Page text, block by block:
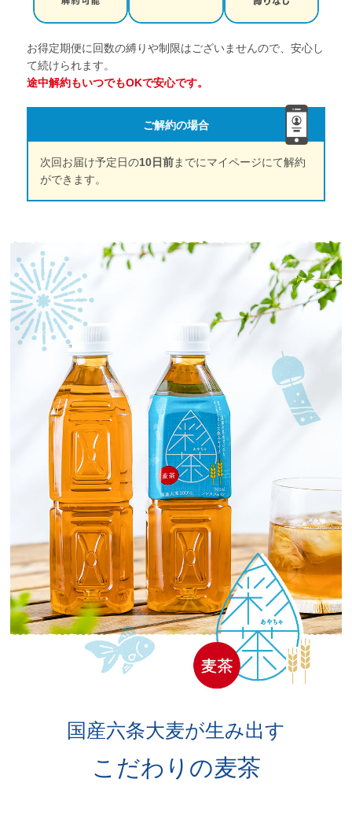
お得定期便に回数の縛りや制限はございませんので、安心し
て続けられます。
途中解約もいつでもOKで安心です。
ご解約の場合
次回お届け予定日の10日前までにマイページにて解約
ができます。
国産六条大麦が生み出す
こだわりの麦茶